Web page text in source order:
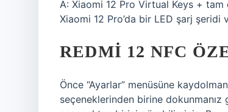
A: Xiaomi 12 Pro Virtual Keys +
Xiaomi 12 Pro’da bir LED şarj şeridi
REDMI 12 NFC
Önce “Ayarlar” menüsüne
seçeneklerinden birine